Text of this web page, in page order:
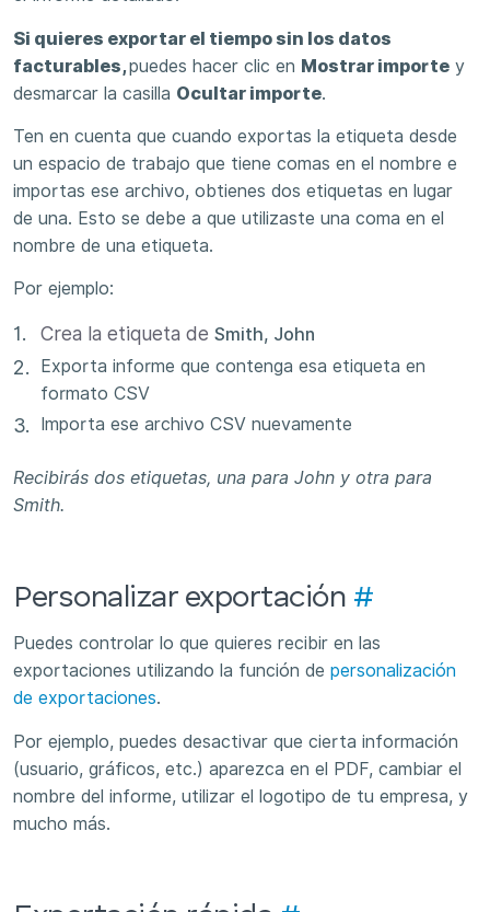
Si quieres exportar el tiempo sin los datos
facturables,puedes hacer clic en Mostrar importe y
desmarcar la casilla Ocultar importe.
Ten en cuenta que cuando exportas la etiqueta desde
un espacio de trabajo que tiene comas en el nombre e
importas ese archivo, obtienes dos etiquetas en lugar
de una. Esto se debe a que utilizaste una coma en el
nombre de una etiqueta.
Por ejemplo:
Crea la etiqueta de Smith, John
Exporta informe que contenga esa etiqueta en
formato CSV
Importa ese archivo CSV nuevamente
Recibirás dos etiquetas, una para John y otra para
Smith.
Personalizar exportación #
Puedes controlar lo que quieres recibir en las
exportaciones utilizando la función de personalización
de exportaciones.
Por ejemplo, puedes desactivar que cierta información
(usuario, gráficos, etc.) aparezca en el PDF, cambiar el
nombre del informe, utilizar el logotipo de tu empresa, y
mucho más.